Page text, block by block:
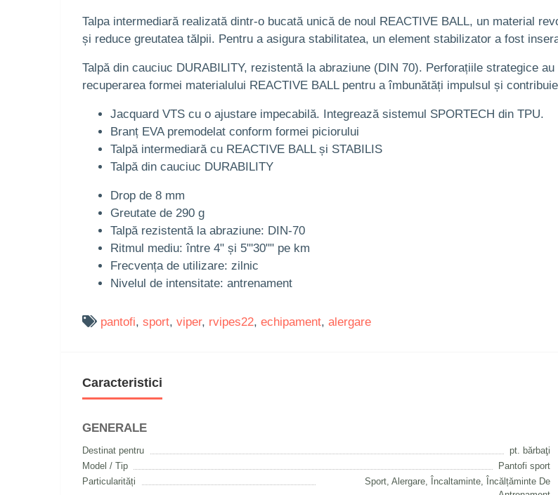
Talpa intermediară realizată dintr-o bucată unică de noul REACTIVE BALL, un material
și reduce greutatea tălpii. Pentru a asigura stabilitatea, un element stabilizator a fost
Talpă din cauciuc DURABILITY, rezistentă la abraziune (DIN 70). Perforațiile strategice
recuperarea formei materialului REACTIVE BALL pentru a îmbunătăți impulsul și
Jacquard VTS cu o ajustare impecabilă. Integrează sistemul SPORTECH din TPU.
Branț EVA premodelat conform formei piciorului
Talpă intermediară cu REACTIVE BALL și STABILIS
Talpă din cauciuc DURABILITY
Drop de 8 mm
Greutate de 290 g
Talpă rezistentă la abraziune: DIN-70
Ritmul mediu: între 4" și 5"'30"" pe km
Frecvența de utilizare: zilnic
Nivelul de intensitate: antrenament
pantofi, sport, viper, rvipes22, echipament, alergare
Caracteristici
GENERALE
Destinat pentru
pt. bărbaţi
Model / Tip
Pantofi sport
Particularități
Sport, Alergare, Încaltaminte, Încălțăminte De